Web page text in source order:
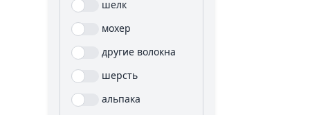
шелк
мохер
другие волокна
шерсть
альпака